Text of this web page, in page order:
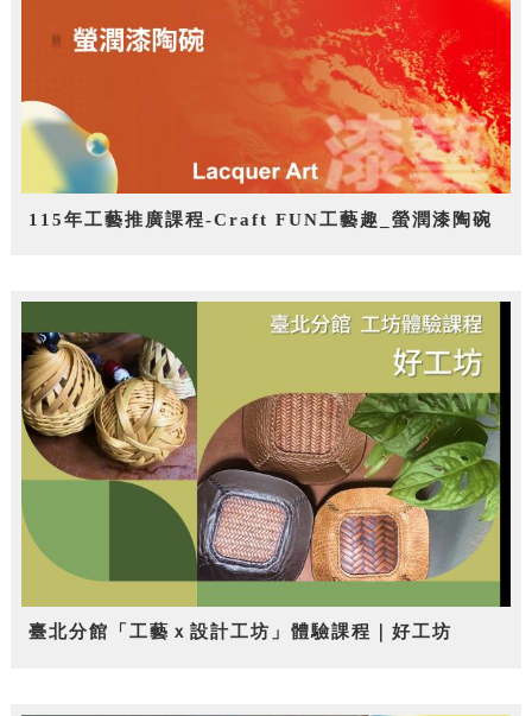
115年工藝推廣課程-Craft FUN工藝趣_螢潤漆陶碗
臺北分館「工藝ｘ設計工坊」體驗課程｜好工坊